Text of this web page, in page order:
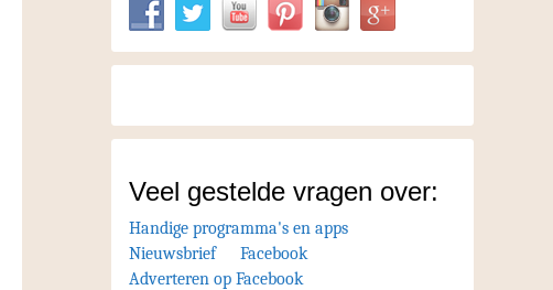
Veel gestelde vragen over:
Handige programma's en apps
Nieuwsbrief
Facebook
Adverteren op Facebook